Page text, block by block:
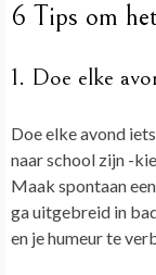
6 Tips om
1. Doe elke
Doe elke avond
naar school zijn -
Maak spontaan
ga uitgebreid in
en je humeur te